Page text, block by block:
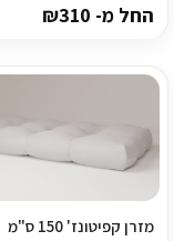
החל מ- ₪310
מזרן קפיטונז' 150 ס"מ